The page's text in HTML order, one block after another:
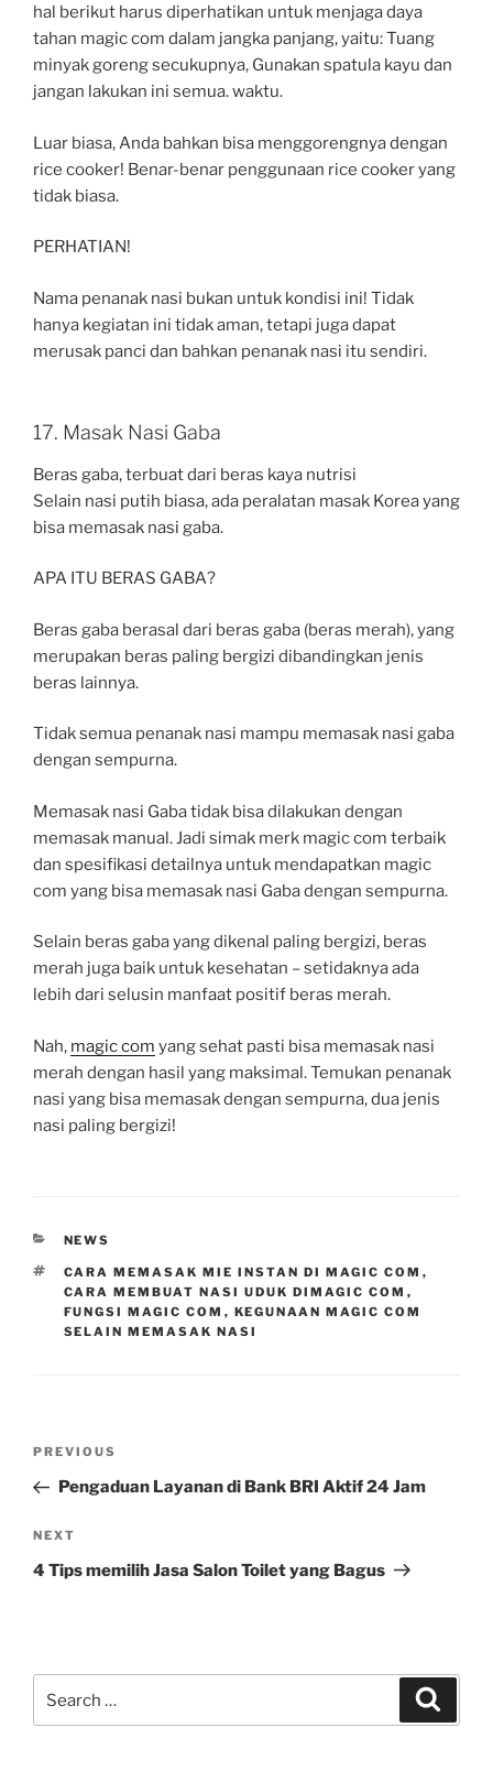
hal berikut harus diperhatikan untuk menjaga daya
tahan magic com dalam jangka panjang, yaitu: Tuang
minyak goreng secukupnya, Gunakan spatula kayu dan
jangan lakukan ini semua. waktu.
Luar biasa, Anda bahkan bisa menggorengnya dengan
rice cooker! Benar-benar penggunaan rice cooker yang
tidak biasa.
PERHATIAN!
Nama penanak nasi bukan untuk kondisi ini! Tidak
hanya kegiatan ini tidak aman, tetapi juga dapat
merusak panci dan bahkan penanak nasi itu sendiri.
17. Masak Nasi Gaba
Beras gaba, terbuat dari beras kaya nutrisi
Selain nasi putih biasa, ada peralatan masak Korea yang
bisa memasak nasi gaba.
APA ITU BERAS GABA?
Beras gaba berasal dari beras gaba (beras merah), yang
merupakan beras paling bergizi dibandingkan jenis
beras lainnya.
Tidak semua penanak nasi mampu memasak nasi gaba
dengan sempurna.
Memasak nasi Gaba tidak bisa dilakukan dengan
memasak manual. Jadi simak merk magic com terbaik
dan spesifikasi detailnya untuk mendapatkan magic
com yang bisa memasak nasi Gaba dengan sempurna.
Selain beras gaba yang dikenal paling bergizi, beras
merah juga baik untuk kesehatan – setidaknya ada
lebih dari selusin manfaat positif beras merah.
Nah, magic com yang sehat pasti bisa memasak nasi
merah dengan hasil yang maksimal. Temukan penanak
nasi yang bisa memasak dengan sempurna, dua jenis
nasi paling bergizi!
CATEGORIES
NEWS
TAGS
CARA MEMASAK MIE INSTAN DI MAGIC COM ,
CARA MEMBUAT NASI UDUK DIMAGIC COM ,
FUNGSI MAGIC COM , KEGUNAAN MAGIC COM
SELAIN MEMASAK NASI
Previous
Post
PREVIOUS
Pengaduan Layanan di Bank BRI Aktif 24 Jam
Next
Post
NEXT
4 Tips memilih Jasa Salon Toilet yang Bagus
for: